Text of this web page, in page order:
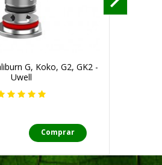
G, Koko, G2, GK2 -
Uwell
Comprar